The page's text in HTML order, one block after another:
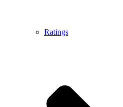
Ratings